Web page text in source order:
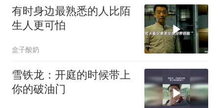
有时身边最熟悉的人比陌
生人更可怕
盒子酸奶
雪铁龙：开庭的时候带上
你的破油门